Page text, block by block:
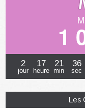
1
2 17 21 35
jour heure min sec
Les